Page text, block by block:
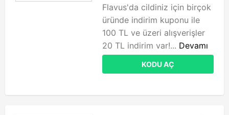
Flavus'da cildiniz için birçok
üründe indirim kuponu ile
100 TL ve üzeri alışverişler
20 TL indirim var!... Devamı
KODU AÇ